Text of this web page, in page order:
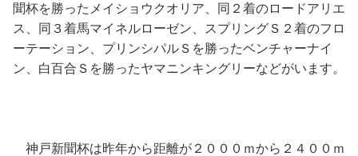
聞杯を勝ったメイショウクオリア、同２着のロードアリエ
ス、同３着馬マイネルローゼン、スプリングＳ２着のフロ
ーテーション、プリンシパルＳを勝ったベンチャーナイ
ン、白百合Ｓを勝ったヤマニンキングリーなどがいます。
神戸新聞杯は昨年から距離が２０００ｍから２４００ｍ